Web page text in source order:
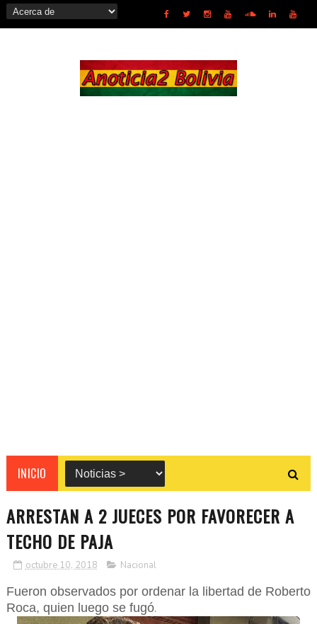
INICIO
ARRESTAN A 2 JUECES POR FAVORECER A
TECHO DE PAJA
octubre 10, 2018 Nacional
Fueron observados por ordenar la libertad de Roberto
Roca, quien luego se fugó.